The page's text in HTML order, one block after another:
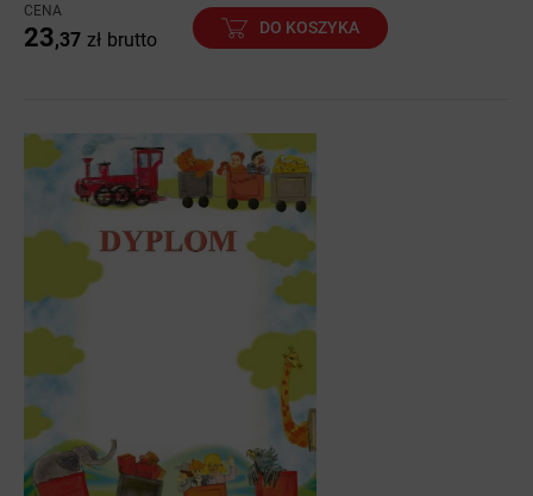
CENA
23,37 zł brutto
DO KOSZYKA